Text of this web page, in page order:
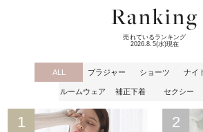
Ranking
売れているランキング
2026.8.5(水)現在
ALL ブラジャー ショーツ ナイ
ルームウェア 補正下着 セクシー
1 2